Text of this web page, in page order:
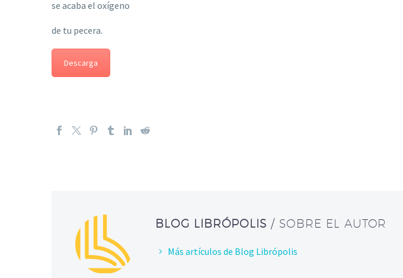
se acaba el oxígeno
de tu pecera.
Descarga
BLOG LIBRÓPOLIS / SOBRE EL AUTOR
Más artículos de Blog Librópolis